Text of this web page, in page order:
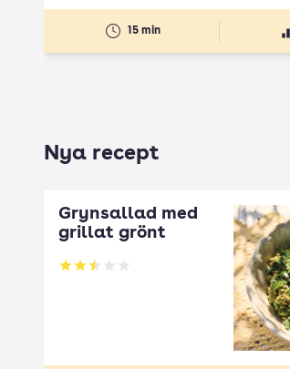
15 min
Nya recept
Grynsallad med
grillat grönt
Betyg: 2.5 av 5